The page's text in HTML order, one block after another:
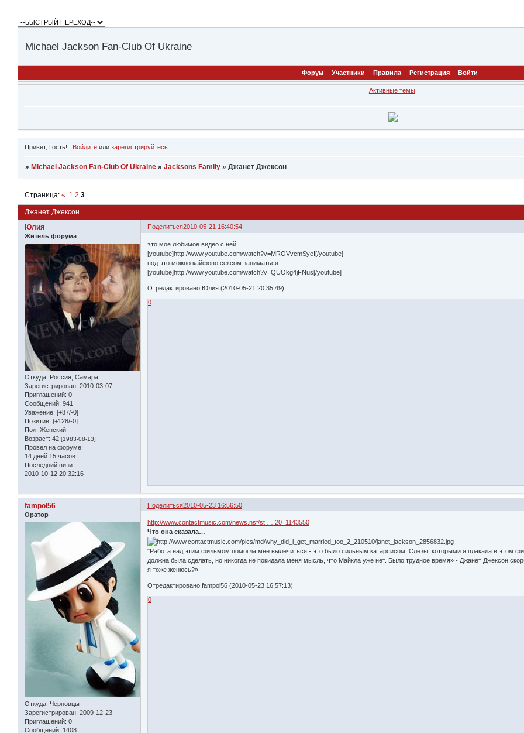
Michael Jackson Fan-Club Of Ukraine
Форум Участники Правила Регистрация Войти
Активные темы
Привет, Гость! Войдитеили зарегистрируйтесь.
» Michael Jackson Fan-Club Of Ukraine »Jacksons Family »Джанет Джексон
Джанет Джексон
Страница:« 1 2 3
Поделиться2010-05-21 16:40:54
Юлия
Житель форума
Откуда: Россия, Самара
Зарегистрирован: 2010-03-07
Приглашений: 0
Сообщений: 941
Уважение: [+87/-0]
Позитив: [+128/-0]
Пол: Женский
Возраст: 42 [1983-08-13]
Провел на форуме:
14 дней 15 часов
Последний визит:
2010-10-12 20:32:16
это мое любимое видео с ней
[youtube]http://www.youtube.com/watch?v=MROVvcmSyeI[/youtube]
под это можно кайфово сексом заниматься
[youtube]http://www.youtube.com/watch?v=QUOkg4jFNus[/youtube]
Отредактировано Юлия (2010-05-21 20:35:49)
0
Поделиться2010-05-23 16:56:50
fampol56
Оратор
Откуда: Черновцы
Зарегистрирован: 2009-12-23
Приглашений: 0
Сообщений: 1408
http://www.contactmusic.com/news.nsf/st … 20_1143550
Что она сказала…
"Работа над этим фильмом помогла мне вылечиться - это было сильным катарсисом. Слезы, которыми я плакала в этом
должна была сделать, но никогда не покидала меня мысль, что Майкла уже нет. Было трудное время» - Джанет Джексон
я тоже женюсь?»
Отредактировано fampol56 (2010-05-23 16:57:13)
0